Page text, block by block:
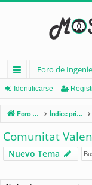
nl
ac
es
rá
pi
d
Foro de
Identificarse
Foro de Ingenieria Civil & Arquitectura Índice principal
Comunitat
Nuevo Tema